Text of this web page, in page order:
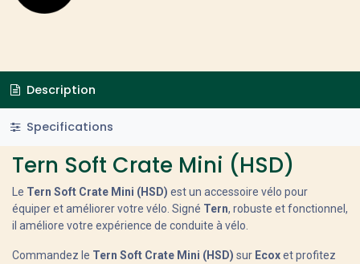
Description
Specifications
Tern Soft Crate Mini (HSD)
Le Tern Soft Crate Mini (HSD) est un accessoire vélo pour
équiper et améliorer votre vélo. Signé Tern, robuste et fonctionnel,
il améliore votre expérience de conduite à vélo.
Commandez le Tern Soft Crate Mini (HSD) sur Ecoxet profitez